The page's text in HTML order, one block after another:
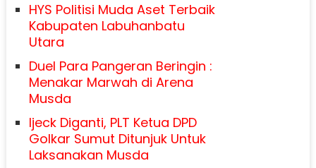
HYS Politisi Muda Aset Terbaik
Kabupaten Labuhanbatu
Utara
Duel Para Pangeran Beringin :
Menakar Marwah di Arena
Musda
Ijeck Diganti, PLT Ketua DPD
Golkar Sumut Ditunjuk Untuk
Laksanakan Musda